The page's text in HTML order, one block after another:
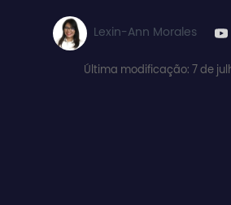
Lexin-Ann Morales
Última modificação: 7 de